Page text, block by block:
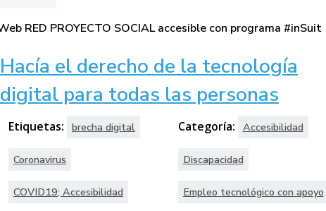
Hacía el derecho de la tecnología
digital para todas las personas
Etiquetas: brecha digital
Coronavirus
COVID19; Accesibilidad
Categoría: Accesibilidad
Discapacidad
Empleo tecnológico con apoyo